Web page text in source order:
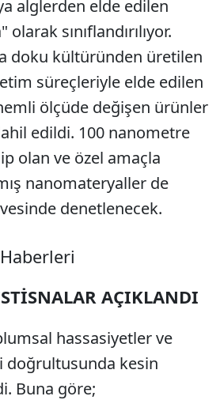
alglerden elde edilen
sınıflandırılıyor.
doku kültüründen üretilen
süreçleriyle elde edilen
ölçüde değişen ürünler
edildi. 100 nanometre
olan ve özel amaçla
nanomateryaller de
denetlenecek.
AÇIKLANDI
hassasiyetler ve
doğrultusunda kesin
Buna göre;